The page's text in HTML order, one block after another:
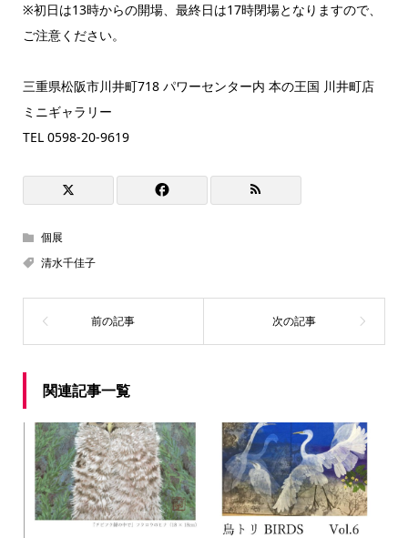
※初日は13時からの開場、最終日は17時閉場となりますので、
ご注意ください。
三重県松阪市川井町718 パワーセンター内 本の王国 川井町店
ミニギャラリー
TEL 0598-20-9619
個展
清水千佳子
関連記事一覧